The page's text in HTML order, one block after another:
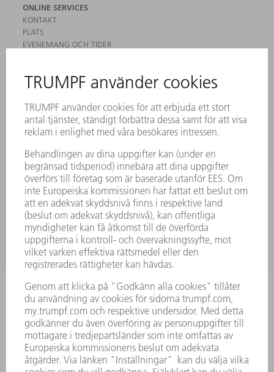
ONLINE SERVICES
KONTAKT
PLATS
EVENEMANG OCH TIDER
SÄKERHETSDATABLAD
MASKINER & SYSTEM
LASER
KRAFTELEKTRONIK
SMART FACTORY
MJUKVARA
SERVICES
TILLÄMPNINGAR
BRANSCHER
FÖRETAG
KARRIÄR
LEDIGA TJÄNSTER
FÖRETAGSPROFIL
STYRELSE
FÖRETAGSPRINCIPER
ÖVERENSSTÄMMELSE
RÅDGIVARSYSTEM
SECURITY
PRESSMEDDELANDEN
MAGASIN
HÅLLBARHET